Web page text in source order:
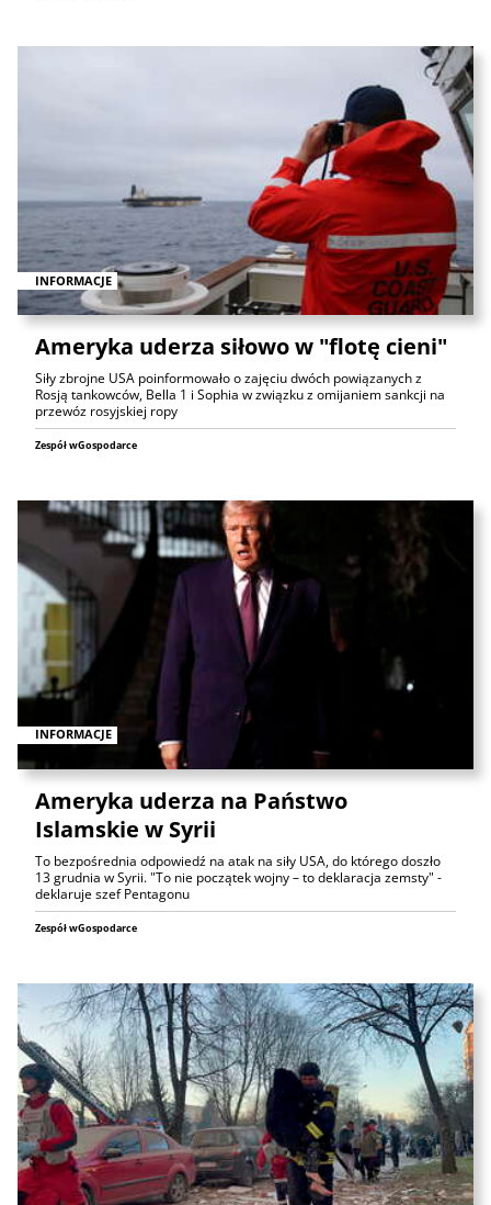
INFORMACJE
Ameryka uderza siłowo w "flotę cieni"
Siły zbrojne USA poinformowało o zajęciu dwóch powiązanych z
Rosją tankowców, Bella 1 i Sophia w związku z omijaniem sankcji na
przewóz rosyjskiej ropy
Zespół wGospodarce
INFORMACJE
Ameryka uderza na Państwo
Islamskie w Syrii
To bezpośrednia odpowiedź na atak na siły USA, do którego doszło
13 grudnia w Syrii. "To nie początek wojny – to deklaracja zemsty" -
deklaruje szef Pentagonu
Zespół wGospodarce